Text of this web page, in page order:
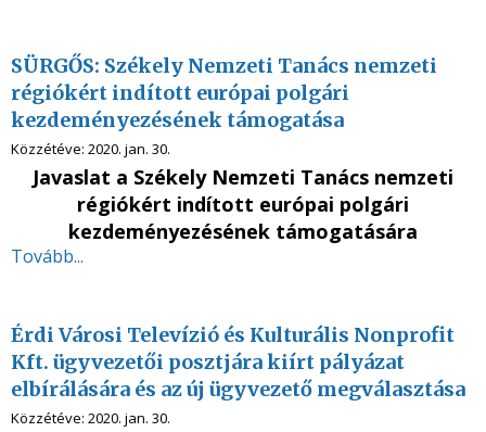
SÜRGŐS: Székely Nemzeti Tanács nemzeti
régiókért indított európai polgári
kezdeményezésének támogatása
Közzétéve: 2020. jan. 30.
Javaslat a Székely Nemzeti Tanács nemzeti
régiókért indított európai polgári
kezdeményezésének támogatására
Tovább...
Érdi Városi Televízió és Kulturális Nonprofit
Kft. ügyvezetői posztjára kiírt pályázat
elbírálására és az új ügyvezető megválasztása
Közzétéve: 2020. jan. 30.